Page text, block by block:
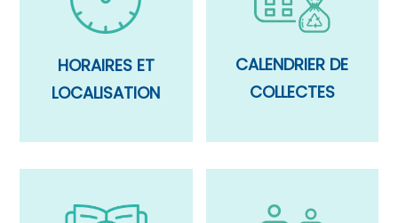
HORAIRES ET
LOCALISATION
CALENDRIER DE
COLLECTES